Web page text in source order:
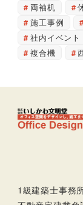
両袖机
施工事例
社内イベント
複合機
1級建築士事